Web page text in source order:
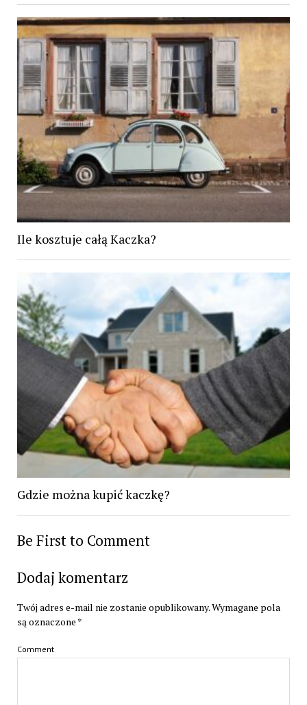
Ile kosztuje całą Kaczka?
Gdzie można kupić kaczkę?
Be First to Comment
Dodaj komentarz
Twój adres e-mail nie zostanie opublikowany.Wymagane pola
są oznaczone *
Comment